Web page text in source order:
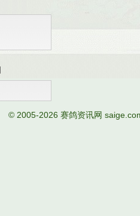
© 2005-2026 赛鸽资讯网